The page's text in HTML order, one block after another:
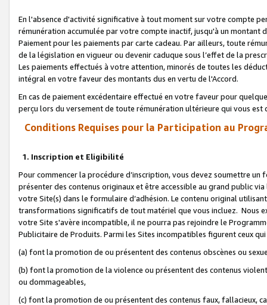
En l'absence d'activité significative à tout moment sur votre compte
rémunération accumulée par votre compte inactif, jusqu'à un montant
Paiement pour les paiements par carte cadeau. Par ailleurs, toute
de la législation en vigueur ou devenir caduque sous l’effet de la
Les paiements effectués à votre attention, minorés de toutes les
intégral en votre faveur des montants dus en vertu de l'Accord.
En cas de paiement excédentaire effectué en votre faveur pour
perçu lors du versement de toute rémunération ultérieure qui vous est
Conditions Requises pour la Participation au
1. Inscription et Eligibilité
Pour commencer la procédure d’inscription, vous devez soumettre
présenter des contenus originaux et être accessible au grand public
votre Site(s) dans le formulaire d’adhésion. Le contenu original
transformations significatifs de tout matériel que vous incluez. Nous
votre Site s'avère incompatible, il ne pourra pas rejoindre le
Publicitaire de Produits. Parmi les Sites incompatibles figurent ceux
(a) font la promotion de ou présentent des contenus obscènes ou
(b) font la promotion de la violence ou présentent des contenus
ou dommageables,
(c) font la promotion de ou présentent des contenus faux, fallacieux,